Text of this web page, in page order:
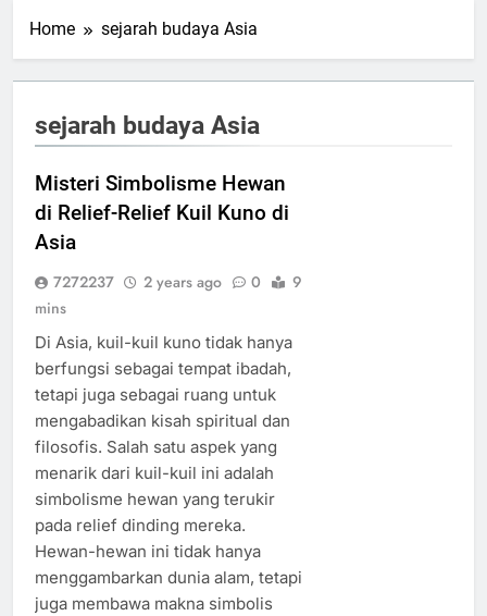
Home sejarah budaya Asia
sejarah budaya Asia
Misteri Simbolisme Hewan
di Relief-Relief Kuil Kuno di
Asia
7272237 2 years ago 0
9
mins
Di Asia, kuil-kuil kuno tidak hanya
berfungsi sebagai tempat ibadah,
tetapi juga sebagai ruang untuk
mengabadikan kisah spiritual dan
filosofis. Salah satu aspek yang
menarik dari kuil-kuil ini adalah
simbolisme hewan yang terukir
pada relief dinding mereka.
Hewan-hewan ini tidak hanya
menggambarkan dunia alam, tetapi
juga membawa makna simbolis